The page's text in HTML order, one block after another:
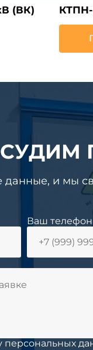
(ВК) КТПН-
данные, и мы
Ваш телефон
персональных